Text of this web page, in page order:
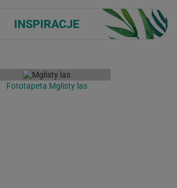
INSPIRACJE
Fototapeta Mglisty las